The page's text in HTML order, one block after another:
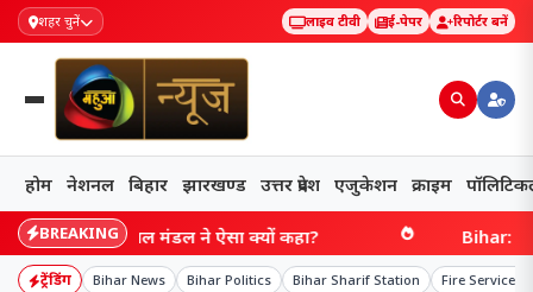
शहर चुनें लाइव टीवी ई-पेपर रिपोर्टर बनें
होम नेशनल बिहार झारखण्ड उत्तर प्रदेश एजुकेशन क्राइम
BREAKING
गोपाल मंडल ने ऐसा क्यों कहा? Bihar: सारण के
ट्रेंडिंग Bihar News Bihar Politics Bihar Sharif Station Fire Service